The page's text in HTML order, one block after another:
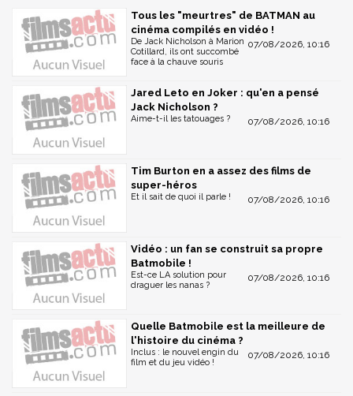
Tous les "meurtres" de BATMAN au
cinéma compilés en vidéo !
07/08/2026, 10:16
De Jack Nicholson à Marion
Cotillard, ils ont succombé
face à la chauve souris
Jared Leto en Joker : qu'en a pensé
Jack Nicholson ?
07/08/2026, 10:16
Aime-t-il les tatouages ?
Tim Burton en a assez des films de
super-héros
07/08/2026, 10:16
Et il sait de quoi il parle !
Vidéo : un fan se construit sa propre
Batmobile !
07/08/2026, 10:16
Est-ce LA solution pour
draguer les nanas ?
Quelle Batmobile est la meilleure de
l'histoire du cinéma ?
07/08/2026, 10:16
Inclus : le nouvel engin du
film et du jeu vidéo !